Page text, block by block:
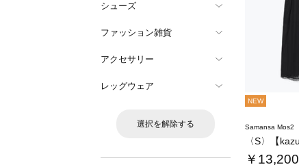
シューズ
ファッション雑貨
アクセサリー
レッグウェア
選択を解除する
NEW
Samansa Mos2
￥13,200